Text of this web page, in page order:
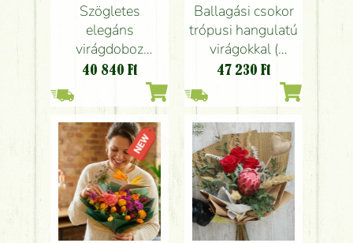
Szögletes
elegáns
virágdoboz
orchideával (14
40 840 Ft
Ballagási csokor
trópusi hangulatú
virágokkal (
Strelitzia, protea,
szerencsebambusz
47 230 Ft